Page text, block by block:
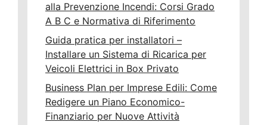
alla Prevenzione Incendi: Corsi Grado
A B C e Normativa di Riferimento
Guida pratica per installatori –
Installare un Sistema di Ricarica per
Veicoli Elettrici in Box Privato
Business Plan per Imprese Edili: Come
Redigere un Piano Economico-
Finanziario per Nuove Attività